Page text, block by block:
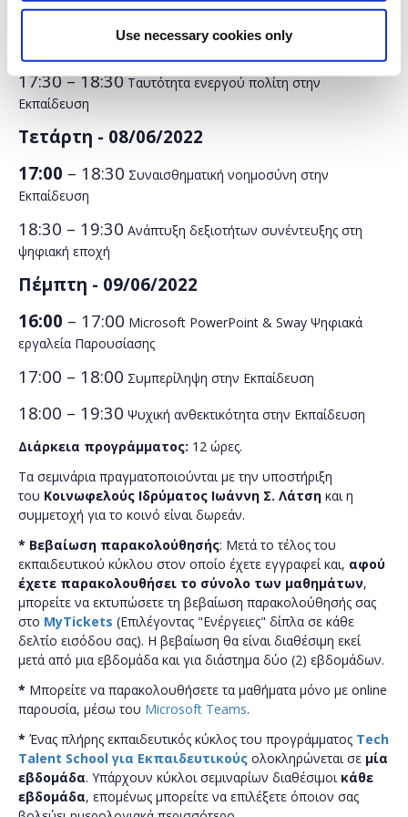
Use necessary cookies only
16:30 – 17:30Microsoft Forms: Ψηφιακά εργαλεία για
17:30 – 18:30Ταυτότητα ενεργού πολίτη στην
Εκπαίδευση
Τετάρτη - 08/06/2022
17:00 – 18:30 Συναισθηματική νοημοσύνη στην
Εκπαίδευση
18:30 – 19:30 Ανάπτυξη δεξιοτήτων συνέντευξης στη
ψηφιακή εποχή
Πέμπτη - 09/06/2022
16:00 – 17:00 Microsoft PowerPoint & Sway Ψηφιακά
εργαλεία Παρουσίασης
17:00 – 18:00 Συμπερίληψη στην Εκπαίδευση
18:00 – 19:30 Ψυχική ανθεκτικότητα στην Εκπαίδευση
Διάρκεια προγράμματος: 12 ώρες.
Τα σεμινάρια πραγματοποιούνται με την υποστήριξη
του Κοινωφελούς Ιδρύματος Ιωάννη Σ. Λάτση και η
συμμετοχή για το κοινό είναι δωρεάν.
* Bεβαίωση παρακολούθησής: Μετά το τέλος του
εκπαιδευτικού κύκλου στον οποίο έχετε εγγραφεί και, αφού
έχετε παρακολουθήσει το σύνολο των μαθημάτων,
μπορείτε να εκτυπώσετε τη βεβαίωση παρακολούθησής σας
στο MyTickets (Επιλέγοντας "Ενέργειες" δίπλα σε κάθε
δελτίο εισόδου σας). Η βεβαίωση θα είναι διαθέσιμη εκεί
μετά από μια εβδομάδα και για διάστημα δύο (2) εβδομάδων.
* Μπορείτε να παρακολουθήσετε τα μαθήματα μόνο με online
παρουσία, μέσω του Microsoft Teams.
* Ένας πλήρης εκπαιδευτικός κύκλος του προγράμματος Tech
Talent School για Εκπαιδευτικούς ολοκληρώνεται σε μία
εβδομάδα. Υπάρχουν κύκλοι σεμιναρίων διαθέσιμοι κάθε
εβδομάδα, επομένως μπορείτε να επιλέξετε όποιον σας